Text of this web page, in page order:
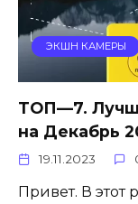
ЭКШН КАМЕРЫ
ТОП—7.
на Декабрь
19.11.2023
Привет. В этот